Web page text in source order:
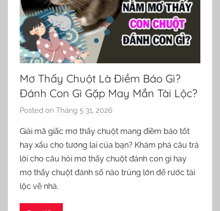
Mơ Thấy Chuột Là Điềm Báo Gì?
Đánh Con Gì Gặp May Mắn Tài Lộc?
Posted on Tháng 5 31, 2026
o
n
e
Giải mã giấc mơ thấy chuột mang điềm báo tốt
hay xấu cho tương lai của bạn? Khám phá câu trả
lời cho câu hỏi mơ thấy chuột đánh con gì hay
mơ thấy chuột đánh số nào trúng lớn để rước tài
lộc về nhà.